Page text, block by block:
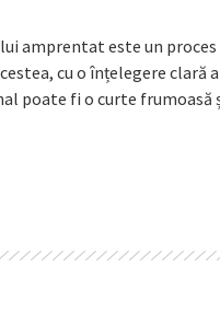
amprentat este un
cu o înțelegere clară
poate fi o curte frumoasă